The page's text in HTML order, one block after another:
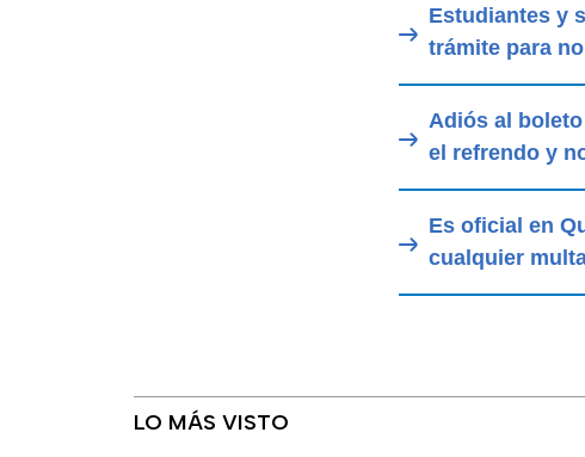
Estudiantes y
trámite para
Adiós al
el refrendo y
Es oficial en
cualquier
LO MÁS VISTO